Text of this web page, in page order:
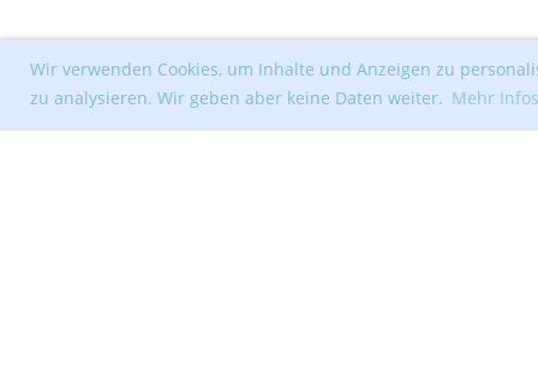
Wir verwenden Cookies, um Inhalte und Anzeigen zu
zu analysieren. Wir geben aber keine Daten weiter. Mehr Infos